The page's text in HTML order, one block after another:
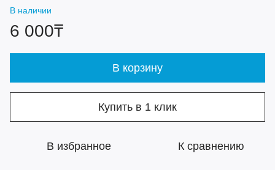
В наличии
6 000₸
В корзину
Купить в 1 клик
В избранное К сравнению